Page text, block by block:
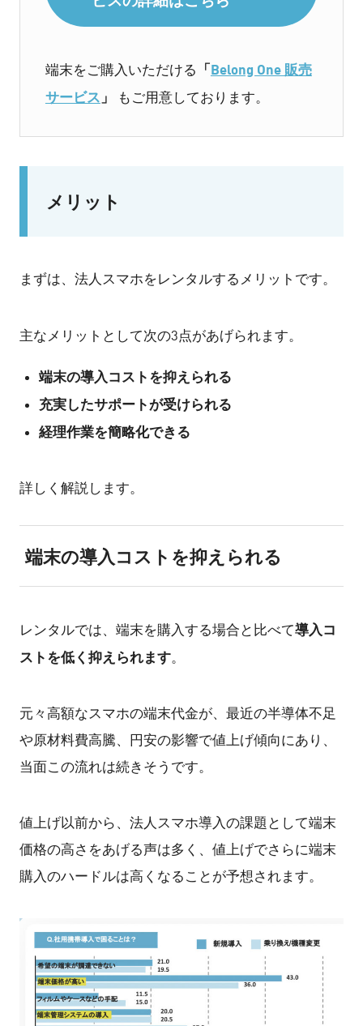
端末をご購入いただける 「Belong One 販売
サービス 」 もご用意しております。
メリット
まずは、法人スマホをレンタルするメリットです。
主なメリットとして次の3点があげられます。
端末の導入コストを抑えられる
充実したサポートが受けられる
経理作業を簡略化できる
詳しく解説します。
端末の導入コストを抑えられる
レンタルでは、端末を購入する場合と比べて導入コ
ストを低く抑えられます。
元々高額なスマホの端末代金が、最近の半導体不足
や原材料費高騰、円安の影響で値上げ傾向にあり、
当面この流れは続きそうです。
値上げ以前から、法人スマホ導入の課題として端末
価格の高さをあげる声は多く、値上げでさらに端末
購入のハードルは高くなることが予想されます。